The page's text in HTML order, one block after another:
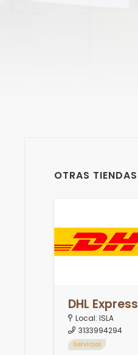
OTRAS TIENDAS
DHL Express
Local:ISLA
3133994294
Servicios